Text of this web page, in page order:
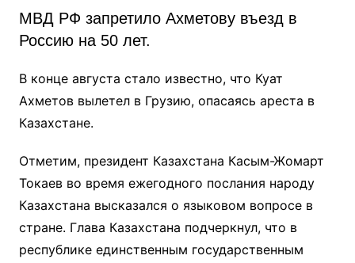
МВД РФ запретило Ахметову въезд в
Россию на 50 лет.
В конце августа стало известно, что Куат
Ахметов вылетел в Грузию, опасаясь ареста в
Казахстане.
Отметим, президент Казахстана Касым-Жомарт
Токаев во время ежегодного послания народу
Казахстана высказался о языковом вопросе в
стране. Глава Казахстана подчеркнул, что в
республике единственным государственным